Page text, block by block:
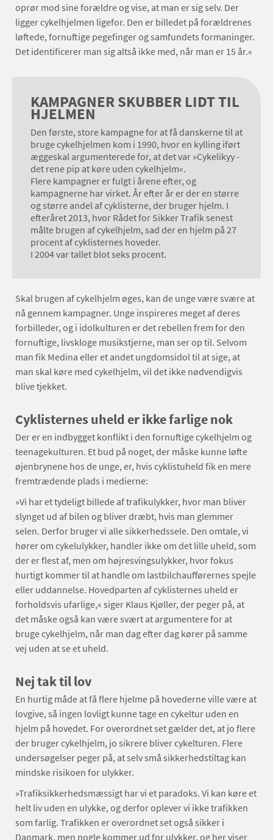
oprør mod sine forældre og vise, at man er sig selv. Der
ligger cykelhjelmen ligefor. Den er billedet på forældrenes
løftede, fornuftige pegefinger og samfundets formaninger.
Det identificerer man sig altså ikke med, når man er 15 år.«
KAMPAGNER SKUBBER LIDT TIL
HJELMEN
Den første, store kampagne for at få danskerne til at
bruge cykelhjelmen kom i 1990, hvor en kylling iført
æggeskal argumenterede for, at det var »Cykelikyy -
det rene pip at køre uden cykelhjelm«.
Flere kampagner er fulgt i årene efter, og
kampagnerne har virket. År efter år er der en større
og større andel af cyklisterne, der bruger hjelm. I
efteråret 2013, hvor Rådet for Sikker Trafik senest
målte brugen af cykelhjelm, sad der en hjelm på 27
procent af cyklisternes hoveder.
I 2004 var tallet blot seks procent.
Skal brugen af cykelhjelm øges, kan de unge være svære at
nå gennem kampagner. Unge inspireres meget af deres
forbilleder, og i idolkulturen er det rebellen frem for den
fornuftige, livskloge musikstjerne, man ser op til. Selvom
man fik Medina eller et andet ungdomsidol til at sige, at
man skal køre med cykelhjelm, vil det ikke nødvendigvis
blive tjekket.
Cyklisternes uheld er ikke farlige nok
Der er en indbygget konflikt i den fornuftige cykelhjelm og
teenagekulturen. Et bud på noget, der måske kunne løfte
øjenbrynene hos de unge, er, hvis cyklistuheld fik en mere
fremtrædende plads i medierne:
»Vi har et tydeligt billede af trafikulykker, hvor man bliver
slynget ud af bilen og bliver dræbt, hvis man glemmer
selen. Derfor bruger vi alle sikkerhedssele. Den omtale, vi
hører om cykelulykker, handler ikke om det lille uheld, som
der er flest af, men om højresvingsulykker, hvor fokus
hurtigt kommer til at handle om lastbilchaufførernes spejle
eller uddannelse. Hovedparten af cyklisternes uheld er
forholdsvis ufarlige,« siger Klaus Kjøller, der peger på, at
det måske også kan være svært at argumentere for at
bruge cykelhjelm, når man dag efter dag kører på samme
vej uden at se et uheld.
Nej tak til lov
En hurtig måde at få flere hjelme på hovederne ville være at
lovgive, så ingen lovligt kunne tage en cykeltur uden en
hjelm på hovedet. For overordnet set gælder det, at jo flere
der bruger cykelhjelm, jo sikrere bliver cykelturen. Flere
undersøgelser peger på, at selv små sikkerhedstiltag kan
mindske risikoen for ulykker.
»Trafiksikkerhedsmæssigt har vi et paradoks. Vi kan køre et
helt liv uden en ulykke, og derfor oplever vi ikke trafikken
som farlig. Trafikken er overordnet set også sikker i
Danmark, men nogle kommer ud for ulykker, og her viser